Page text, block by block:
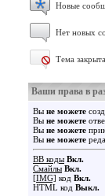
Новые
Нет новых
Тема закрыта
Ваши права в
Вы не можете
Вы не можете
Вы не можете
Вы не можете
BB коды Вкл.
Смайлы Вкл.
[IMG] код Вкл.
HTML код Выкл.